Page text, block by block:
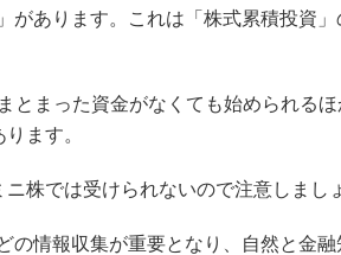
あります。これは「株式累積投資
まった資金がなくても始められる
ます。
株では受けられないので注意しまし
情報収集が重要となり、自然と金